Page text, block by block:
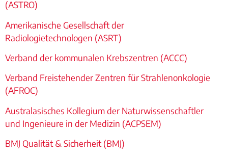
(ASTRO)
Amerikanische Gesellschaft der
Radiologietechnologen (ASRT)
Verband der kommunalen Krebszentren (ACCC)
Verband Freistehender Zentren für Strahlenonkologie
(AFROC)
Australasisches Kollegium der Naturwissenschaftler
und Ingenieure in der Medizin (ACPSEM)
BMJ Qualität & Sicherheit (BMJ)